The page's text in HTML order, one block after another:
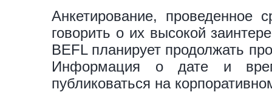
Анкетирование, проведенное
говорить о их высокой
BEFL планирует продолжать
Информация о дате и
публиковаться на